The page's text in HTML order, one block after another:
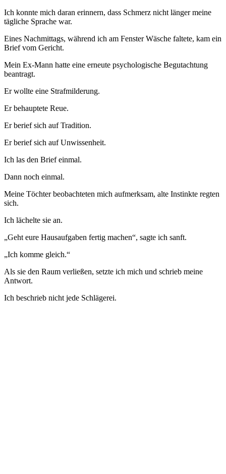
Ich konnte mich daran erinnern, dass Schmerz nicht länger meine
tägliche Sprache war.
Eines Nachmittags, während ich am Fenster Wäsche faltete, kam ein
Brief vom Gericht.
Mein Ex-Mann hatte eine erneute psychologische Begutachtung
beantragt.
Er wollte eine Strafmilderung.
Er behauptete Reue.
Er berief sich auf Tradition.
Er berief sich auf Unwissenheit.
Ich las den Brief einmal.
Dann noch einmal.
Meine Töchter beobachteten mich aufmerksam, alte Instinkte regten
sich.
Ich lächelte sie an.
„Geht eure Hausaufgaben fertig machen“, sagte ich sanft.
„Ich komme gleich.“
Als sie den Raum verließen, setzte ich mich und schrieb meine
Antwort.
Ich beschrieb nicht jede Schlägerei.